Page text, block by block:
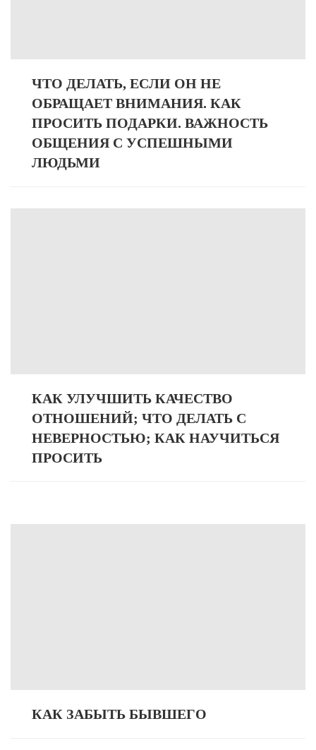
ЧТО ДЕЛАТЬ, ЕСЛИ ОН НЕ
ОБРАЩАЕТ ВНИМАНИЯ. КАК
ПРОСИТЬ ПОДАРКИ. ВАЖНОСТЬ
ОБЩЕНИЯ С УСПЕШНЫМИ
ЛЮДЬМИ
КАК УЛУЧШИТЬ КАЧЕСТВО
ОТНОШЕНИЙ; ЧТО ДЕЛАТЬ С
НЕВЕРНОСТЬЮ; КАК НАУЧИТЬСЯ
ПРОСИТЬ
КАК ЗАБЫТЬ БЫВШЕГО